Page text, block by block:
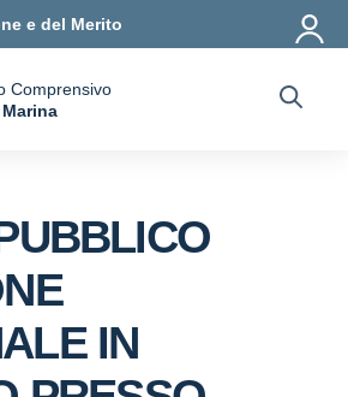
e del Merito
Comprensivo
IN